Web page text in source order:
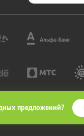
предложений?
Все права защищены.
знак "КупиКупон" и на